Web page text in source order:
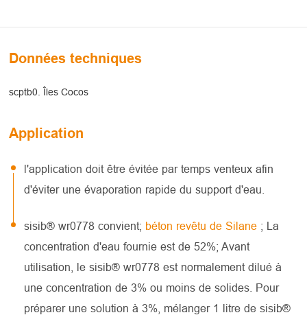
Données techniques
scptb0. Îles Cocos
Application
l'application doit être évitée par temps venteux afin
d'éviter une évaporation rapide du support d'eau.
sisib® wr0778 convient; béton revêtu de Silane ; La
concentration d'eau fournie est de 52%; Avant
utilisation, le sisib® wr0778 est normalement dilué à
une concentration de 3% ou moins de solides. Pour
préparer une solution à 3%, mélanger 1 litre de sisib®